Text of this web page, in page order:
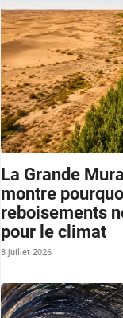
La Grande
montre
reboisements
pour le climat
8 juillet 2026